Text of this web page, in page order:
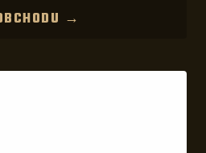
→